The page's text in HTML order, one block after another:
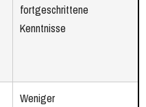
fortgeschrittene
Kenntnisse
Weniger